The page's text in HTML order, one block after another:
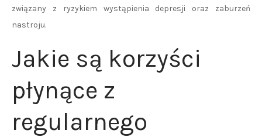
związany z ryzykiem wystąpienia depresji oraz zaburzeń
nastroju.
Jakie są korzyści
płynące z
regularnego